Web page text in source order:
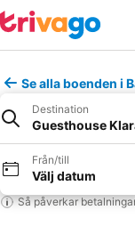
Se alla boenden i
Destination
Guesthouse
Från/till
Välj datum
Så påverkar